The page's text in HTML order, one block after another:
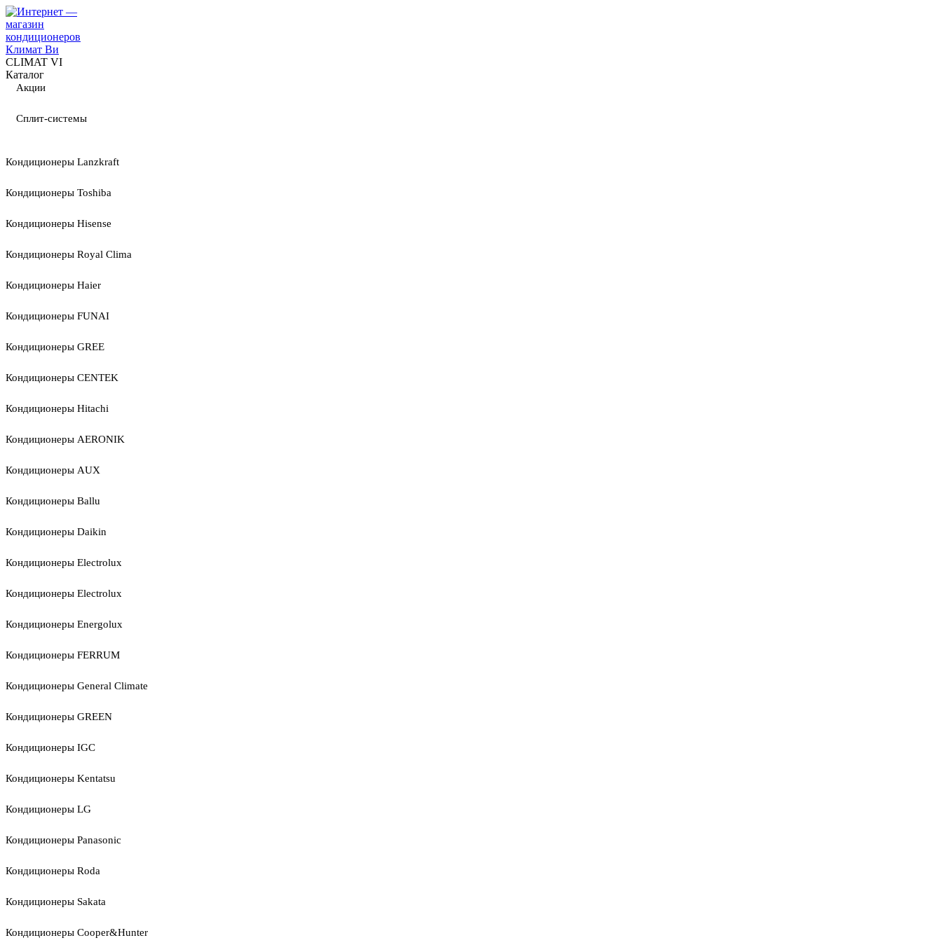
CLIMAT VI
Каталог
Акции
Сплит-системы
Кондиционеры Lanzkraft
Кондиционеры Toshiba
Кондиционеры Hisense
Кондиционеры Royal Clima
Кондиционеры Haier
Кондиционеры FUNAI
Кондиционеры GREE
Кондиционеры CENTEK
Кондиционеры Hitachi
Кондиционеры AERONIK
Кондиционеры AUX
Кондиционеры Ballu
Кондиционеры Daikin
Кондиционеры Electrolux
Кондиционеры Electrolux
Кондиционеры Energolux
Кондиционеры FERRUM
Кондиционеры General Climate
Кондиционеры GREEN
Кондиционеры IGC
Кондиционеры Kentatsu
Кондиционеры LG
Кондиционеры Panasonic
Кондиционеры Roda
Кондиционеры Sakata
Кондиционеры Cooper&Hunter